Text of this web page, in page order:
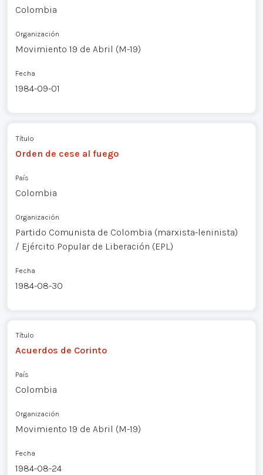
Colombia
Organización
Movimiento 19 de Abril (M-19)
Fecha
1984-09-01
Título
Orden de cese al fuego
País
Colombia
Organización
Partido Comunista de Colombia (marxista-leninista)
/ Ejército Popular de Liberación (EPL)
Fecha
1984-08-30
Título
Acuerdos de Corinto
País
Colombia
Organización
Movimiento 19 de Abril (M-19)
Fecha
1984-08-24